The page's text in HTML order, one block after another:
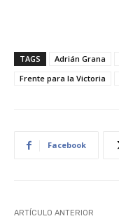
TAGS Adrián Grana
Frente para la Victoria
Facebook
ARTÍCULO ANTERIOR